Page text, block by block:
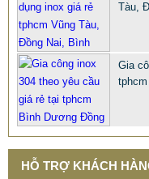
Tàu,
Gia
HỖ TRỢ KHÁCH